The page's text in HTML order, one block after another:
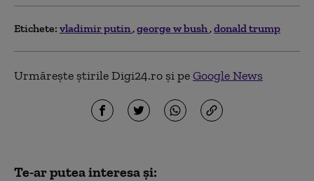
Etichete: vladimir putin george w bush donald trump
Urmărește știrile Digi24.ro și peGoogle News
Te-ar putea interesa și: